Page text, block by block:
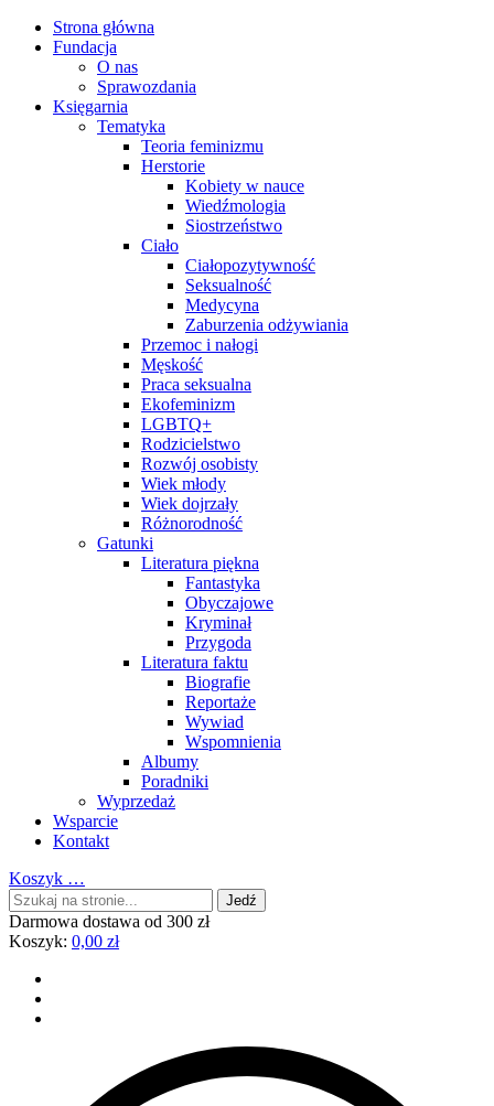
Strona główna
Fundacja
O nas
Sprawozdania
Księgarnia
Tematyka
Teoria feminizmu
Herstorie
Kobiety w nauce
Wiedźmologia
Siostrzeństwo
Ciało
Ciałopozytywność
Seksualność
Medycyna
Zaburzenia odżywiania
Przemoc i nałogi
Męskość
Praca seksualna
Ekofeminizm
LGBTQ+
Rodzicielstwo
Rozwój osobisty
Wiek młody
Wiek dojrzały
Różnorodność
Gatunki
Literatura piękna
Fantastyka
Obyczajowe
Kryminał
Przygoda
Literatura faktu
Biografie
Reportaże
Wywiad
Wspomnienia
Albumy
Poradniki
Wyprzedaż
Wsparcie
Kontakt
Koszyk …
Darmowa dostawa od 300 zł
Koszyk: 0,00 zł